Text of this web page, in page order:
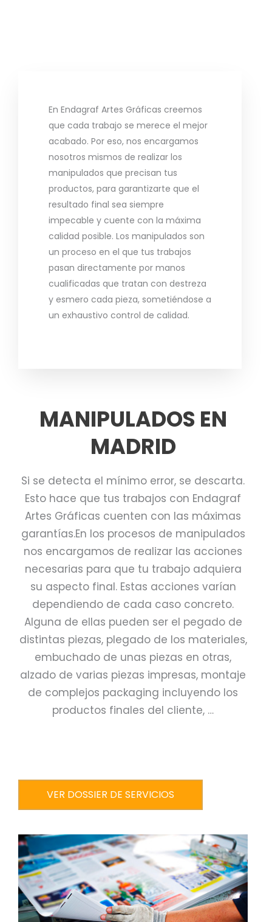
En Endagraf Artes Gráficas creemos
que cada trabajo se merece el mejor
acabado. Por eso, nos encargamos
nosotros mismos de realizar los
manipulados que precisan tus
productos, para garantizarte que el
resultado final sea siempre
impecable y cuente con la máxima
calidad posible. Los manipulados son
un proceso en el que tus trabajos
pasan directamente por manos
cualificadas que tratan con destreza
y esmero cada pieza, sometiéndose a
un exhaustivo control de calidad.
MANIPULADOS EN
MADRID
Si se detecta el mínimo error, se descarta.
Esto hace que tus trabajos con Endagraf
Artes Gráficas cuenten con las máximas
garantías.En los procesos de manipulados
nos encargamos de realizar las acciones
necesarias para que tu trabajo adquiera
su aspecto final. Estas acciones varían
dependiendo de cada caso concreto.
Alguna de ellas pueden ser el pegado de
distintas piezas, plegado de los materiales,
embuchado de unas piezas en otras,
alzado de varias piezas impresas, montaje
de complejos packaging incluyendo los
productos finales del cliente, …
VER DOSSIER DE SERVICIOS